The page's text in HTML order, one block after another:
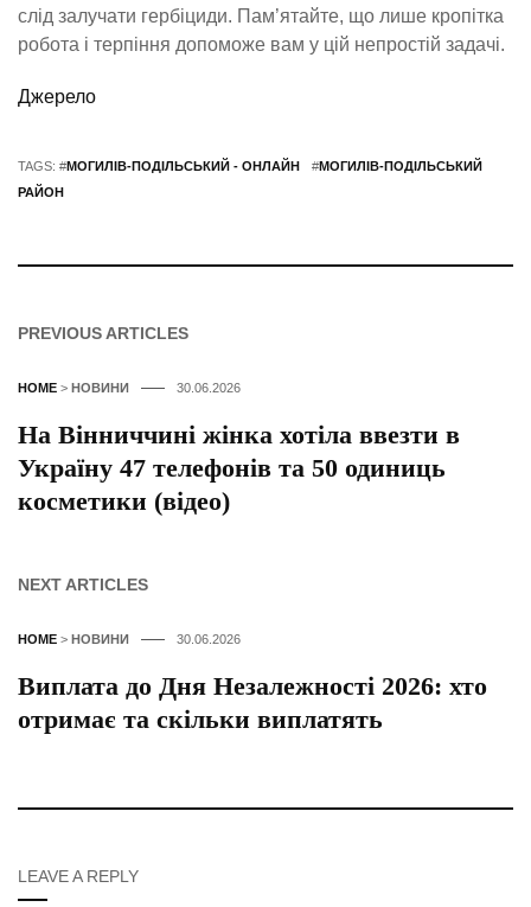
слід залучати гербіциди. Пам’ятайте, що лише кропітка
робота і терпіння допоможе вам у цій непростій задачі.
Джерело
TAGS: #МОГИЛІВ-ПОДІЛЬСЬКИЙ - ОНЛАЙН #МОГИЛІВ-ПОДІЛЬСЬКИЙ
РАЙОН
PREVIOUS ARTICLES
HOME > НОВИНИ 30.06.2026
На Вінниччині жінка хотіла ввезти в
Україну 47 телефонів та 50 одиниць
косметики (відео)
NEXT ARTICLES
HOME > НОВИНИ 30.06.2026
Виплата до Дня Незалежності 2026: хто
отримає та скільки виплатять
LEAVE A REPLY